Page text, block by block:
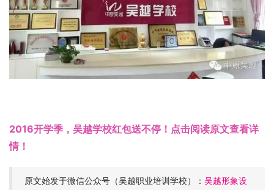
2016开学季，吴越学校红包送不停！点击阅读原文查看详
情！
原文始发于微信公众号（吴越职业培训学校）： 吴越形象设